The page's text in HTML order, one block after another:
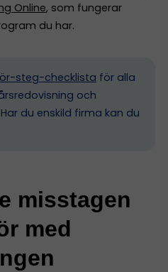
Online, som fungerar
du har.
steg-checklista för alla
och
du enskild firma kan du
misstagen
med